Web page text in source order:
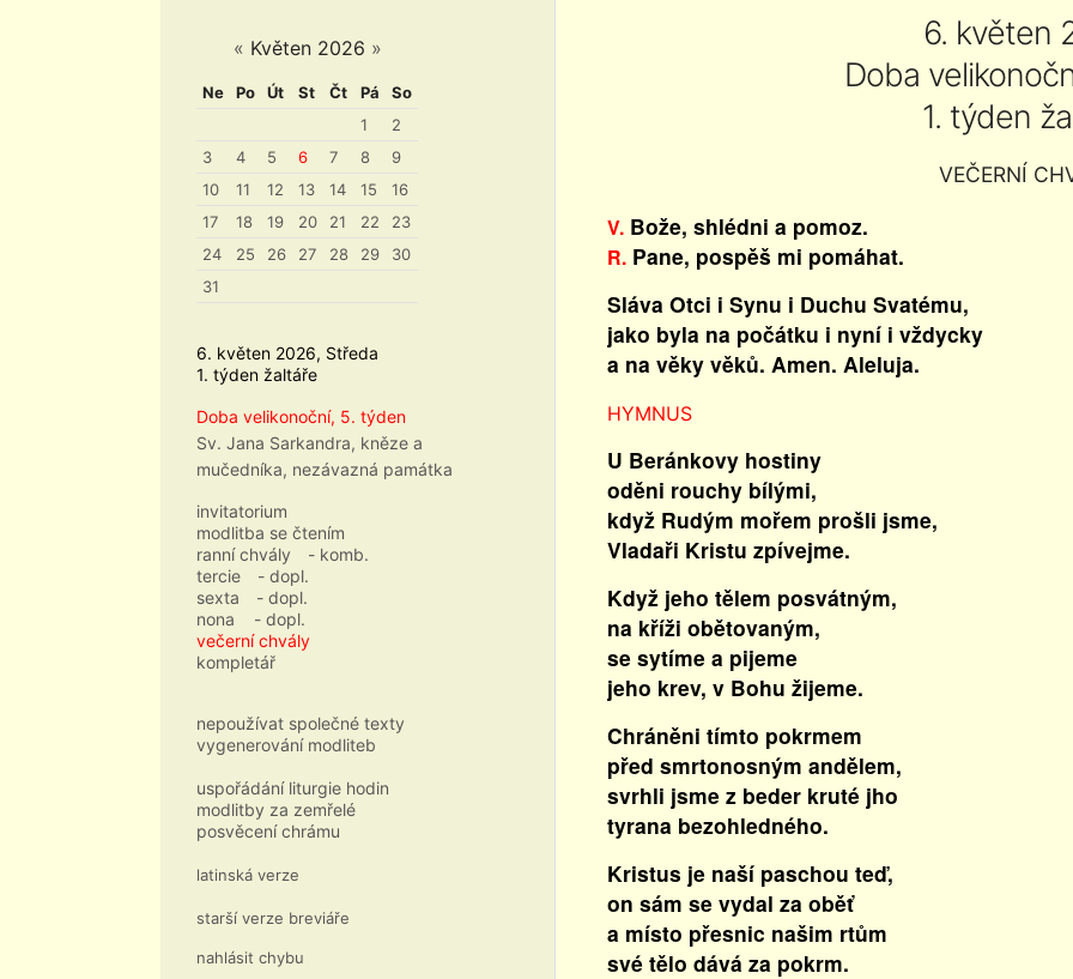
« Květen 2026 »
Ne Po Út St Čt Pá
So
1
2
3
4 5 6 7 8
9
10
11 12 13 14 15
16
17
18 19 20 21 22
23
24
25 26 27 28 29
30
31
6. květen 2026, Středa
1. týden žaltáře
Doba velikonoční, 5. týden
Sv. Jana Sarkandra, kněze a
mučedníka, nezávazná památka
invitatorium
modlitba se čtením
ranní chvály
- komb.
tercie
- dopl.
sexta
- dopl.
nona
- dopl.
večerní chvály
kompletář
nepoužívat společné texty
vygenerování modliteb
uspořádání liturgie hodin
modlitby za zemřelé
posvěcení chrámu
latinská verze
starší verze breviáře
nahlásit chybu
6. květen
Doba
1. týden
VEČERNÍ
V. Bože, shlédni a pomoz.
R. Pane, pospěš mi pomáhat.
Sláva Otci i Synu i Duchu Svatému,
jako byla na počátku i nyní i vždycky
a na věky věků. Amen. Aleluja.
HYMNUS
U Beránkovy hostiny
oděni rouchy bílými,
když Rudým mořem prošli jsme,
Vladaři Kristu zpívejme.
Když jeho tělem posvátným,
na kříži obětovaným,
se sytíme a pijeme
jeho krev, v Bohu žijeme.
Chráněni tímto pokrmem
před smrtonosným andělem,
svrhli jsme z beder kruté jho
tyrana bezohledného.
Kristus je naší paschou teď,
on sám se vydal za oběť
a místo přesnic našim rtům
své tělo dává za pokrm.